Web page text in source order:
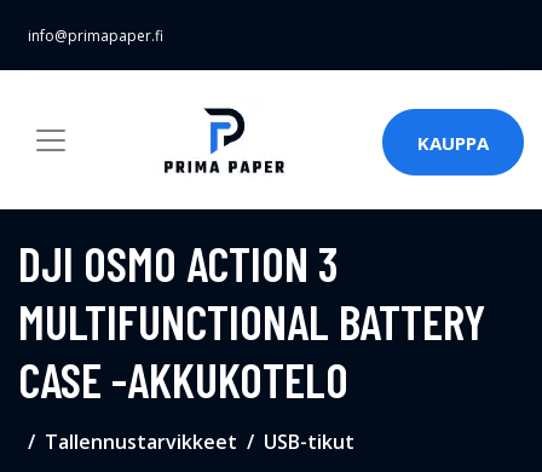
info@primapaper.fi
KAUPPA
DJI OSMO ACTION 3
MULTIFUNCTIONAL BATTERY
CASE -AKKUKOTELO
Tallennustarvikkeet USB-tikut